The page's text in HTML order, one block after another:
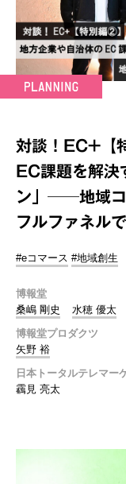
対談！EC+【
EC課題を解決
ン」──地域コ
フルファネル
#eコマース #地域創生
博報堂
桑嶋 剛史
水穂 優太
博報堂プロダクツ
矢野 裕
日本トータルテレマー
靏見 亮太